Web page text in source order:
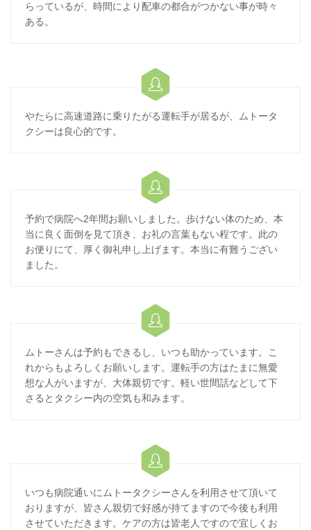
らっているが、時間により配車の都合がつかない事が時々
ある。

やたらに高速道路に乗りたがる運転手が居るが、ムトータ
クシーは良心的です。

予約で病院へ2年間お願いしました。歩けない体のため、本
当に良く面倒を見て頂き、お礼の言葉もない程です。此の
お便りにて、厚く御礼申し上げます。本当に有難うござい
ました。

ムトーさんは予約もできるし、いつも助かっています。こ
れからもよろしくお願いします。運転手の方はたまに無愛
想な人がいますが、大体親切です。軽い世間話などして下
さるとタクシー内の空気も和みます。

いつも病院通いにムトータクシーさんを利用させて頂いて
おりますが、皆さん親切で好感が持てますので今後も利用
させていただきます。ケアの方は皆老人ですので宜しくお